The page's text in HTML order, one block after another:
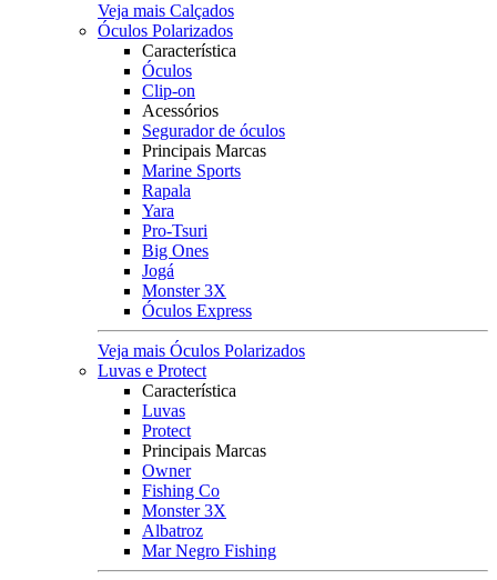
Veja mais Calçados
Óculos Polarizados
Característica
Óculos
Clip-on
Acessórios
Segurador de óculos
Principais Marcas
Marine Sports
Rapala
Yara
Pro-Tsuri
Big Ones
Jogá
Monster 3X
Óculos Express
Veja mais Óculos Polarizados
Luvas e Protect
Característica
Luvas
Protect
Principais Marcas
Owner
Fishing Co
Monster 3X
Albatroz
Mar Negro Fishing